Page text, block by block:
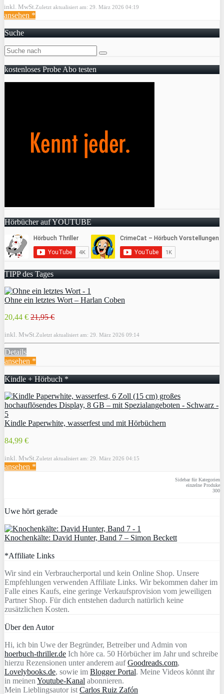
inkl. MwSt. Zuletzt aktualisiert am: 29. März 2026 04:19
ansehen *
Suche
kostenloses Probe Abo testen
Hörbücher auf YOUTUBE
TIPP des Tages
Ohne ein letztes Wort – Harlan Coben
20,44 € 21,95 €
inkl. MwSt. Zuletzt aktualisiert am: 29. März 2026 09:14
Details
ansehen *
Kindle + Hörbuch *
Kindle Paperwhite, wasserfest und mit Hörbüchern
84,99 €
inkl. MwSt. Zuletzt aktualisiert am: 29. März 2026 04:15
ansehen *
Sidebar für Kategorien
einzelne Produke
300
Uwe hört gerade
Knochenkälte: David Hunter, Band 7 – Simon Beckett
*Affiliate Links
Wir sind ein Verbraucherportal und kein Online Shop. Unsere
Empfehlungen verwenden Affiliate Links. Wir bekommen daher im
Falle eines Kaufs, eine geringe Verkaufsprovision vom jeweiligen
Partner Shop. Für dich entstehen dadurch natürlich keine
zusätzlichen Kosten.
Über den Autor
Hi, ich bin Uwe der Begründer, Betreiber und Admin von
hoerbuch-thriller.de Ich höre ca. 50 Hörbücher im Jahr und schreibe
hierzu Rezensionen unter anderem aufGoodreads.com,
Lovelybooks.de, sowie im Blogger Portal. Meine Videos könnt ihr
in meinen Youtube-Kanal abonnieren.
Mein Lieblingsautor ist Carlos Ruiz Zafón